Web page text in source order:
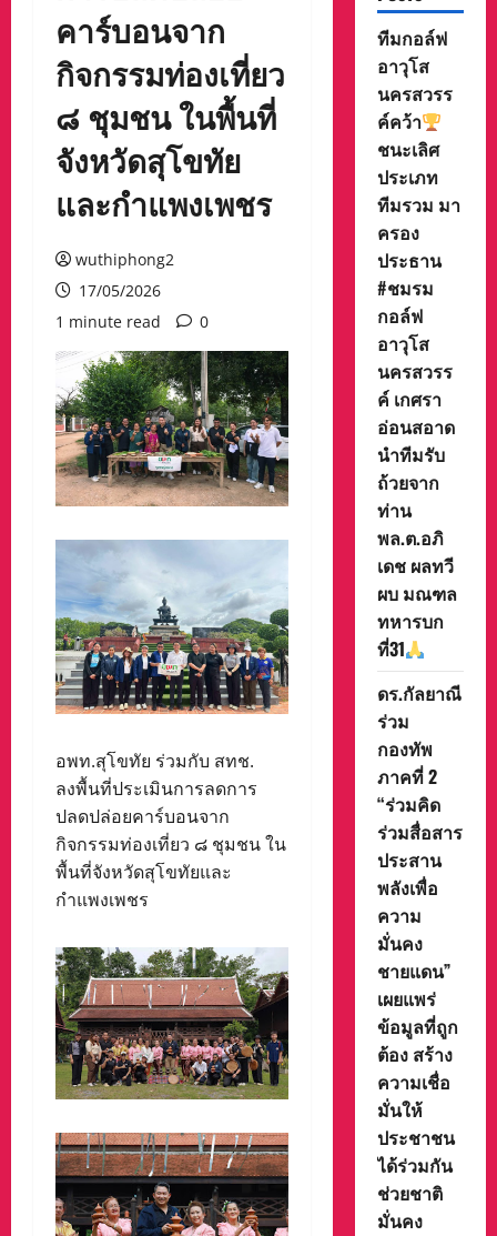
คาร์บอนจาก
กิจกรรมท่องเที่ยว
๘ ชุมชน ในพื้นที่
จังหวัดสุโขทัย
และกำแพงเพชร
wuthiphong2
17/05/2026
1 minute read
0
อพท.สุโขทัย ร่วมกับ สทช.
ลงพื้นที่ประเมินการลดการ
ปลดปล่อยคาร์บอนจาก
กิจกรรมท่องเที่ยว ๘ ชุมชน ใน
พื้นที่จังหวัดสุโขทัยและ
กำแพงเพชร
ทีมกอล์ฟ
อาวุโส
นครสวรร
ค์คว้า
ชนะเลิศ
ประเภท
ทีมรวม มา
ครอง
ประธาน
#ชมรม
กอล์ฟ
อาวุโส
นครสวรร
ค์ เกศรา
อ่อนสอาด
นำทีมรับ
ถ้วยจาก
ท่าน
พล.ต.อภิ
เดช ผลทวี
ผบ มณฑล
ทหารบก
ที่31
ดร.กัลยาณี
ร่วม
กองทัพ
ภาคที่ 2
“ร่วมคิด
ร่วมสื่อสาร
ประสาน
พลังเพื่อ
ความ
มั่นคง
ชายแดน”
เผยแพร่
ข้อมูลที่ถูก
ต้อง สร้าง
ความเชื่อ
มั่นให้
ประชาชน
ได้ร่วมกัน
ช่วยชาติ
มั่นคง